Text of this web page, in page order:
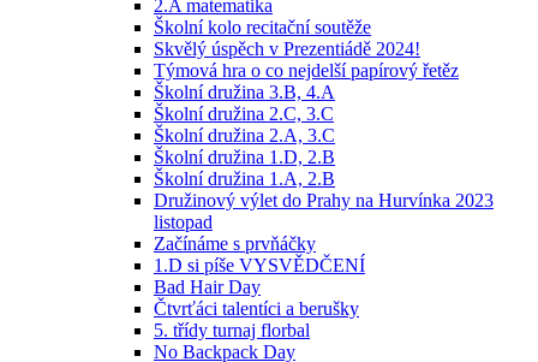
2.A matematika
Školní kolo recitační soutěže
Skvělý úspěch v Prezentiádě 2024!
Týmová hra o co nejdelší papírový řetěz
Školní družina 3.B, 4.A
Školní družina 2.C, 3.C
Školní družina 2.A, 3.C
Školní družina 1.D, 2.B
Školní družina 1.A, 2.B
Družinový výlet do Prahy na Hurvínka 2023
listopad
Začínáme s prvňáčky
1.D si píše VYSVĚDČENÍ
Bad Hair Day
Čtvrťáci talentíci a berušky
5. třídy turnaj florbal
No Backpack Day